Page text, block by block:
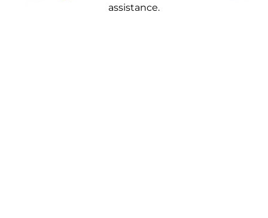
assistance.